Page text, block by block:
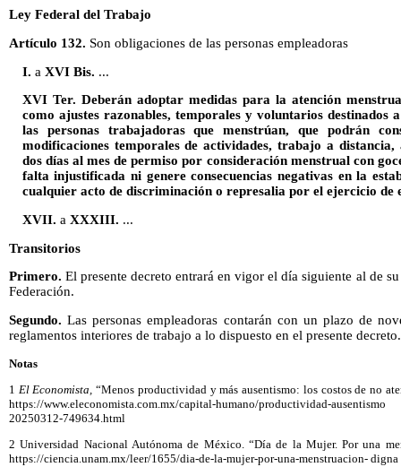
Ley Federal del Trabajo
Artículo 132. Son obligaciones de las personas empleadoras
I. a XVI Bis. ...
XVI Ter. Deberán adoptar medidas para la atención
como ajustes razonables, temporales y voluntarios destinados
las personas trabajadoras que menstrúan, que podrán
modificaciones temporales de actividades, trabajo a
dos días al mes de permiso por consideración menstrual con
falta injustificada ni genere consecuencias negativas en la
cualquier acto de discriminación o represalia por el ejercicio de
XVII. a XXXIII. ...
Transitorios
Primero. El presente decreto entrará en vigor el día siguiente al de
Federación.
Segundo. Las personas empleadoras contarán con un plazo de
reglamentos interiores de trabajo a lo dispuesto en el presente decreto.
Notas
1 El Economista, “Menos productividad y más ausentismo: los costos de no
https://www.eleconomista.com.mx/capital-humano/productividad-
20250312-749634.html
2 Universidad Nacional Autónoma de México. “Día de la Mujer. Por una
https://ciencia.unam.mx/leer/1655/dia-de-la-mujer-por-una-menstruacion- digna